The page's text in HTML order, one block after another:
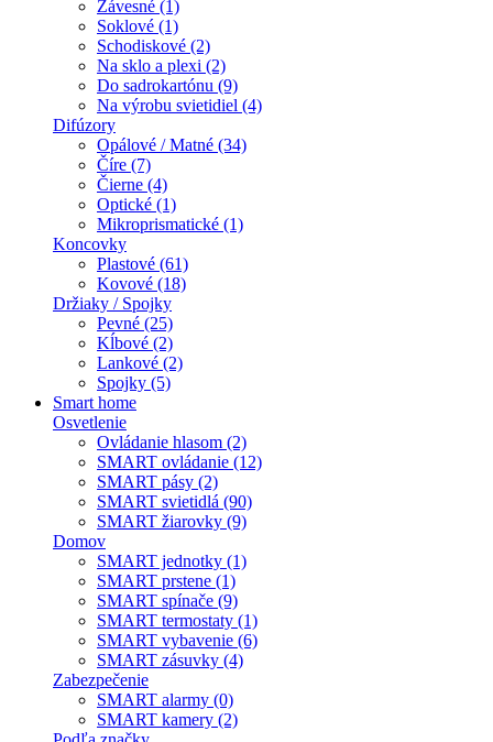
Závesné (1)
Soklové (1)
Schodiskové (2)
Na sklo a plexi (2)
Do sadrokartónu (9)
Na výrobu svietidiel (4)
Difúzory
Opálové / Matné (34)
Číre (7)
Čierne (4)
Optické (1)
Mikroprismatické (1)
Koncovky
Plastové (61)
Kovové (18)
Držiaky / Spojky
Pevné (25)
Kĺbové (2)
Lankové (2)
Spojky (5)
Smart home
Osvetlenie
Ovládanie hlasom (2)
SMART ovládanie (12)
SMART pásy (2)
SMART svietidlá (90)
SMART žiarovky (9)
Domov
SMART jednotky (1)
SMART prstene (1)
SMART spínače (9)
SMART termostaty (1)
SMART vybavenie (6)
SMART zásuvky (4)
Zabezpečenie
SMART alarmy (0)
SMART kamery (2)